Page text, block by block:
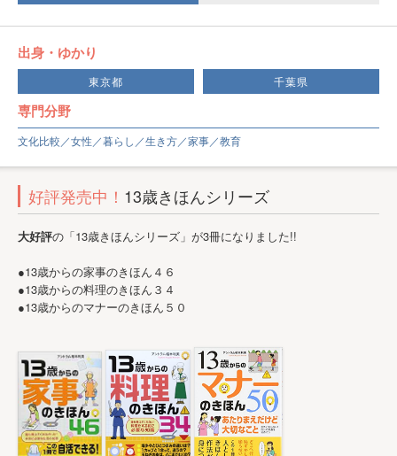
出身・ゆかり
東京都 千葉県
専門分野
文化比較／女性／暮らし／生き方／家事／教育
好評発売中！ 13歳きほんシリーズ
大好評の「13歳きほんシリーズ」が3冊になりました!!
●13歳からの家事のきほん４６
●13歳からの料理のきほん３４
●13歳からのマナーのきほん５０